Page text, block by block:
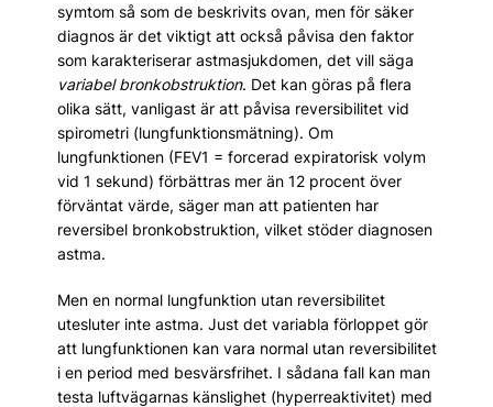
symtom så som de beskrivits ovan, men för säker
dia­gnos är det viktigt att också påvisa den faktor
som karakteriserar astmasjukdomen, det vill säga
variabel bronkobstruktion. Det kan göras på flera
olika sätt, vanligast är att påvisa reversibilitet vid
spirometri (lungfunktionsmätning). Om
lungfunktionen (FEV1 = forcerad expiratorisk volym
vid 1 sekund) förbättras mer än 12 procent över
förväntat värde, säger man att patienten har
reversibel bronkobstruktion, vilket stöder diagnosen
astma.
Men en normal lungfunktion utan reversibilitet
utesluter inte astma. Just det variabla förloppet gör
att lungfunktionen kan vara normal utan reversibilitet
i en period med besvärsfrihet. I sådana fall kan man
testa luftvägarnas känslighet (hyperreaktivitet) med